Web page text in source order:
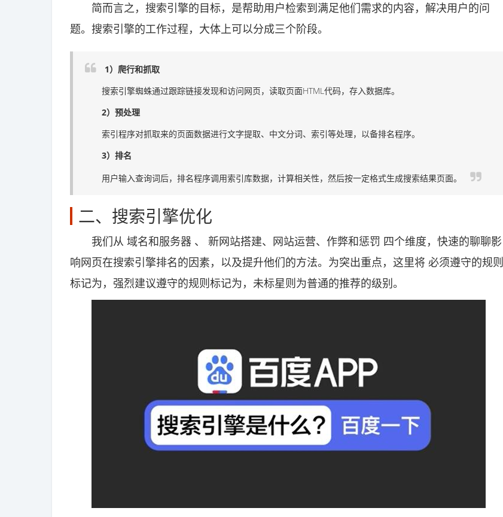
简而言之，搜索引擎的目标，是帮助用户检索到满足他们需求的内容，解决用户的问
题。搜索引擎的工作过程，大体上可以分成三个阶段。
1）爬行和抓取
搜索引擎蜘蛛通过跟踪链接发现和访问网页，读取页面HTML代码，存入数据库。
2）预处理
索引程序对抓取来的页面数据进行文字提取、中文分词、索引等处理，以备排名程序。
3）排名
用户输入查询词后，排名程序调用索引库数据，计算相关性，然后按一定格式生成搜索结果页面。
二、搜索引擎优化
我们从 域名和服务器 、 新网站搭建、网站运营、作弊和惩罚 四个维度，快速的聊聊影
响网页在搜索引擎排名的因素，以及提升他们的方法。为突出重点，这里将 必须遵守的规则
标记为，强烈建议遵守的规则标记为，未标星则为普通的推荐的级别。